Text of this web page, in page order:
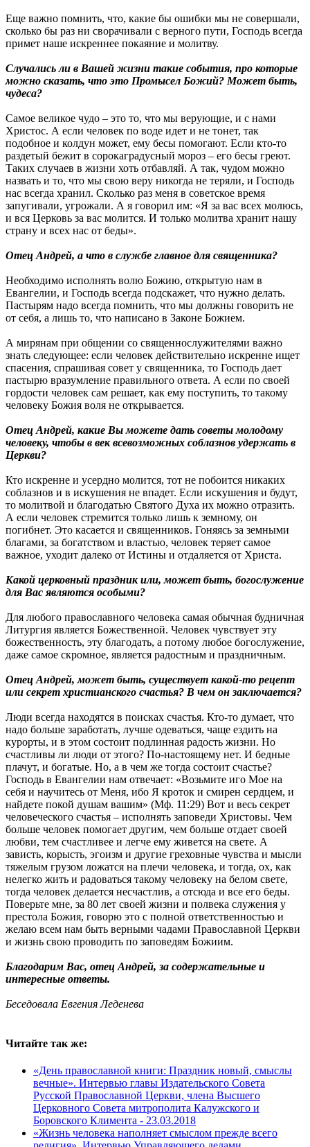
Еще важно помнить, что, какие бы ошибки мы не совершали,
сколько бы раз ни сворачивали с верного пути, Господь всегда
примет наше искреннее покаяние и молитву.
Случались ли в Вашей жизни такие события, про которые
можно сказать, что это Промысел Божий? Может быть,
чудеса?
Самое великое чудо – это то, что мы верующие, и с нами
Христос. А если человек по воде идет и не тонет, так
подобное и колдун может, ему бесы помогают. Если кто-то
раздетый бежит в сорокаградусный мороз – его бесы греют.
Таких случаев в жизни хоть отбавляй. А так, чудом можно
назвать и то, что мы свою веру никогда не теряли, и Господь
нас всегда хранил. Сколько раз меня в советское время
запугивали, угрожали. А я говорил им: «Я за вас всех молюсь,
и вся Церковь за вас молится. И только молитва хранит нашу
страну и всех нас от беды».
Отец Андрей, а что в службе главное для священника?
Необходимо исполнять волю Божию, открытую нам в
Евангелии, и Господь всегда подскажет, что нужно делать.
Пастырям надо всегда помнить, что мы должны говорить не
от себя, а лишь то, что написано в Законе Божием.
А мирянам при общении со священнослужителями важно
знать следующее: если человек действительно искренне ищет
спасения, спрашивая совет у священника, то Господь дает
пастырю вразумление правильного ответа. А если по своей
гордости человек сам решает, как ему поступить, то такому
человеку Божия воля не открывается.
Отец Андрей, какие Вы можете дать советы молодому
человеку, чтобы в век всевозможных соблазнов удержать в
Церкви?
Кто искренне и усердно молится, тот не побоится никаких
соблазнов и в искушения не впадет. Если искушения и будут,
то молитвой и благодатью Святого Духа их можно отразить.
А если человек стремится только лишь к земному, он
погибнет. Это касается и священников. Гоняясь за земными
благами, за богатством и властью, человек теряет самое
важное, уходит далеко от Истины и отдаляется от Христа.
Какой церковный праздник или, может быть, богослужение
для Вас являются особыми?
Для любого православного человека самая обычная будничная
Литургия является Божественной. Человек чувствует эту
божественность, эту благодать, а потому любое богослужение,
даже самое скромное, является радостным и праздничным.
Отец Андрей, может быть, существует какой-то рецепт
или секрет христианского счастья? В чем он заключается?
Люди всегда находятся в поисках счастья. Кто-то думает, что
надо больше заработать, лучше одеваться, чаще ездить на
курорты, и в этом состоит подлинная радость жизни. Но
счастливы ли люди от этого? По-настоящему нет. И бедные
плачут, и богатые. Но, а в чем же тогда состоит счастье?
Господь в Евангелии нам отвечает: «Возьмите иго Мое на
себя и научитесь от Меня, ибо Я кроток и смирен сердцем, и
найдете покой душам вашим» (Мф. 11:29) Вот и весь секрет
человеческого счастья – исполнять заповеди Христовы. Чем
больше человек помогает другим, чем больше отдает своей
любви, тем счастливее и легче ему живется на свете. А
зависть, корысть, эгоизм и другие греховные чувства и мысли
тяжелым грузом ложатся на плечи человека, и тогда, ох, как
нелегко жить и радоваться такому человеку на белом свете,
тогда человек делается несчастлив, а отсюда и все его беды.
Поверьте мне, за 80 лет своей жизни и полвека служения у
престола Божия, говорю это с полной ответственностью и
желаю всем нам быть верными чадами Православной Церкви
и жизнь свою проводить по заповедям Божиим.
Благодарим Вас, отец Андрей, за содержательные и
интересные ответы.
Беседовала Евгения Леденева
Читайте так же:
«День православной книги: Праздник новый, смыслы
вечные». Интервью главы Издательского Совета
Русской Православной Церкви, члена Высшего
Церковного Совета митрополита Калужского и
Боровского Климента - 23.03.2018
«Жизнь человека наполняет смыслом прежде всего